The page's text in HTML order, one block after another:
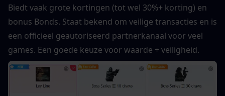
Biedt vaak grote kortingen (tot wel 30%+ korting) en
bonus Bonds. Staat bekend om veilige transacties en is
een officieel geautoriseerd partnerkanaal voor veel
games. Een goede keuze voor waarde + veiligheid.